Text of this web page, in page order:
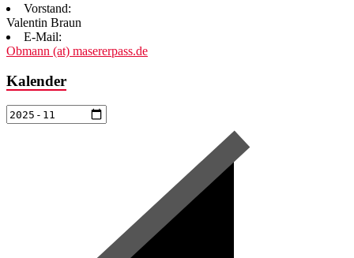
Vorstand:
Valentin Braun
E-Mail:
Obmann (at) masererpass.de
Kalender